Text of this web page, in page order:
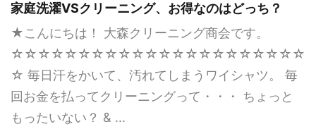
家庭洗濯VSクリーニング、お得なのはどっち？
★こんにちは！ 大森クリーニング商会です。
☆☆☆☆☆☆☆☆☆☆☆☆☆☆☆☆☆☆☆☆☆☆
☆ 毎日汗をかいて、汚れてしまうワイシャツ。 毎
回お金を払ってクリーニングって・・・ ちょっと
もったいない？ & ...